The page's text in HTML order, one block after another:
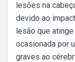
lesões na
devido ao
lesão que
ocasionada por
graves ao